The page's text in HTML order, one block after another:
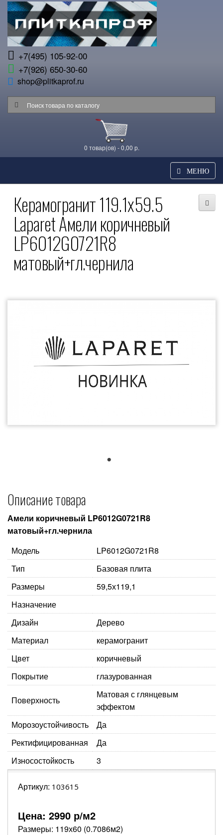
+7(495) 105-92-00
+7(926) 650-30-60
shop@plitkaprof.ru
0 товар(ов) - 0,00 р.
МЕНЮ
Керамогранит 119.1x59.5
Laparet Амели коричневый
LP6012G0721R8
матовый+гл.чернила
Описание товара
Амели коричневый LP6012G0721R8
матовый+гл.чернила
Модель
LP6012G0721R8
Тип
Базовая плита
Размеры
59,5х119,1
Назначение
Дизайн
Дерево
Материал
керамогранит
Цвет
коричневый
Покрытие
глазурованная
Поверхность
Матовая с глянцевым
эффектом
Морозоустойчивость
Да
Ректифицированная
Да
Износостойкость
3
Артикул: 103615
Цена: 2990 р/м2
Размеры: 119х60 (0.7086м2)